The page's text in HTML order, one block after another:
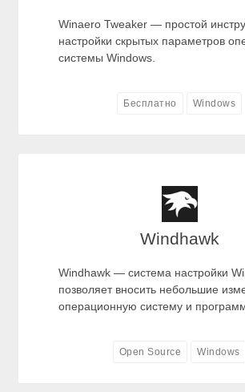
Winaero Tweaker — простой
настройки скрытых параметров
системы Windows.
Бесплатно Windows
Windhawk
Windhawk — система настройки
позволяет вносить небольшие
операционную систему и
Open Source Windows